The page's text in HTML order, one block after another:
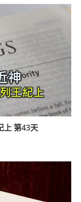
上 第43天